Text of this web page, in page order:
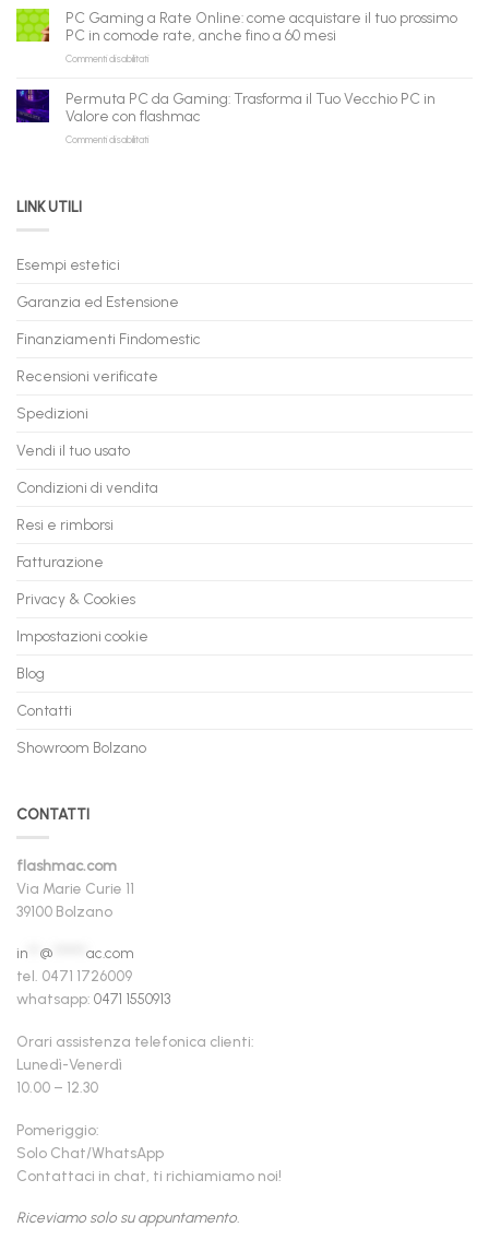
può
fare
qui
B2B
flashmac
per
rivenditori
Gaming
in
Pronta
Consegna
Nuovi
Ricondizionati,
Spedizione
PC Gaming a Rate Online: come acquistare il tuo prossimo
PC in comode rate, anche fino a 60 mesi
Commenti disabilitatisu
Gaming
Rate
Online:
anche
a
Permuta PC da Gaming: Trasforma il Tuo Vecchio PC in
Valore con flashmac
Commenti disabilitatisu
in
con
LINK UTILI
Esempi estetici
Garanzia ed Estensione
Finanziamenti Findomestic
Recensioni verificate
Spedizioni
Vendi il tuo usato
Condizioni di vendita
Resi e rimborsi
Fatturazione
Privacy & Cookies
Impostazioni cookie
Blog
Contatti
Showroom Bolzano
CONTATTI
flashmac.com
Via Marie Curie 11
39100 Bolzano
in @
ac.com
tel. 0471 1726009
whatsapp: 0471 1550913
Orari assistenza telefonica clienti:
Lunedì-Venerdì
10.00 – 12.30
Pomeriggio:
Solo Chat/WhatsApp
Contattaci in chat, ti richiamiamo noi!
Riceviamo solo su appuntamento.